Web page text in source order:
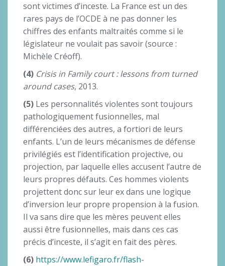
sont victimes d’inceste. La France est un des
rares pays de l’OCDE à ne pas donner les
chiffres des enfants maltraités comme si le
législateur ne voulait pas savoir (source :
Michèle Créoff).
(4) Crisis in Family court : lessons from turned
around cases, 2013.
(5) Les personnalités violentes sont toujours
pathologiquement fusionnelles, mal
différenciées des autres, a fortiori de leurs
enfants. L’un de leurs mécanismes de défense
privilégiés est l’identification projective, ou
projection, par laquelle elles accusent l’autre de
leurs propres défauts. Ces hommes violents
projettent donc sur leur ex dans une logique
d’inversion leur propre propension à la fusion.
Il va sans dire que les mères peuvent elles
aussi être fusionnelles, mais dans ces cas
précis d’inceste, il s’agit en fait des pères.
(6) https://www.lefigaro.fr/flash-